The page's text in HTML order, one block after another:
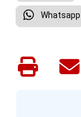
Whatsapp